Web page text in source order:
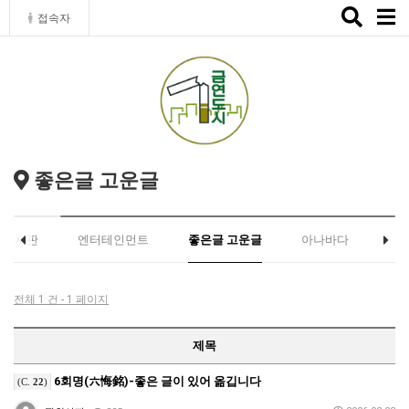
접속자
Toggle
좋은글 고운글
게시판 엔터테인먼트 좋은글 고운글 아나바다
전체 1 건 - 1 페이지
제목
(C. 22) 6회명(六悔銘)-좋은 글이 있어 옮깁니다